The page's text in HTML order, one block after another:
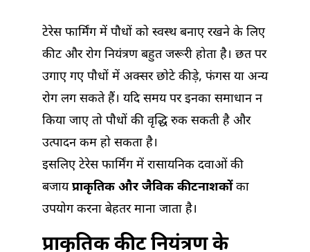
टेरेस फार्मिंग में पौधों को स्वस्थ बनाए रखने के लिए
कीट और रोग नियंत्रण बहुत जरूरी होता है। छत पर
उगाए गए पौधों में अक्सर छोटे कीड़े, फंगस या अन्य
रोग लग सकते हैं। यदि समय पर इनका समाधान न
किया जाए तो पौधों की वृद्धि रुक सकती है और
उत्पादन कम हो सकता है।
इसलिए टेरेस फार्मिंग में रासायनिक दवाओं की
बजायप्राकृतिक और जैविक कीटनाशकोंका
उपयोग करना बेहतर माना जाता है।
प्राकृतिक कीट नियंत्रण के